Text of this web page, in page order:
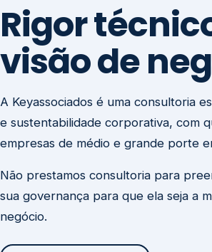
Rigor
visão de
A Keyassociados é uma consultoria
e sustentabilidade corporativa, com
empresas de médio e grande porte
Não prestamos consultoria para
sua governança para que ela seja a
negócio.